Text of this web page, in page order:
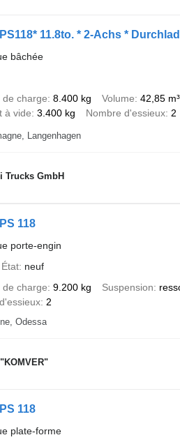
11.8to. * 2-Achs *
bâchée
de charge 8.400 kg Volume 42,85 m³
à vide 3.400 kg Nombre d'essieux 2
Langenhagen
Trucks GmbH
118
porte-engin
État neuf
de charge 9.200 kg Suspension
2
Odessa
118
plate-forme